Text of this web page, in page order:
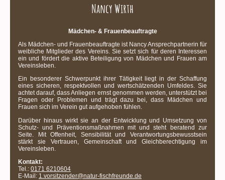
Nancy Wirth
Mädchen- & Frauenbeauftragte
Als Mädchen- und Frauenbeauftragte ist Nancy Ansprechpartnerin für
weibliche Mitglieder des Vereins. Sie setzt sich für deren Interessen
ein und fördert die aktive Beteiligung von Mädchen und Frauen am
Vereinsleben.
Ein besonderer Schwerpunkt ihrer Tätigkeit liegt in der Schaffung
eines sicheren, respektvollen und wertschätzenden Umfeldes. Sie
achtet darauf, dass Anliegen ernst genommen werden, unterstützt bei
Fragen oder Problemen und trägt dazu bei, dass Mädchen und
Frauen sich im Verein gut aufgehoben fühlen.
Darüber hinaus wirkt sie an der Entwicklung und Umsetzung von
Schutz- und Präventionsmaßnahmen mit und steht beratend zur
Seite. Mit Offenheit, Sensibilität und Verantwortungsbewusstsein
stärkt sie Vertrauen, Gemeinschaft und Gleichberechtigung im
Vereinsleben.
Kontakt:
Tel.: 0171 6210604
E-Mail: 1.vorsitzender@natur-fischfreunde.de